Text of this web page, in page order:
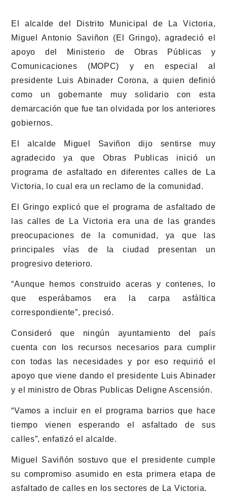
El alcalde del Distrito Municipal de La Victoria,
Miguel Antonio Saviñon (El Gringo), agradeció el
apoyo del Ministerio de Obras Públicas y
Comunicaciones (MOPC) y en especial al
presidente Luis Abinader Corona, a quien definió
como un gobernante muy solidario con esta
demarcación que fue tan olvidada por los anteriores
gobiernos.
El alcalde Miguel Saviñon dijo sentirse muy
agradecido ya que Obras Publicas inició un
programa de asfaltado en diferentes calles de La
Victoria, lo cual era un reclamo de la comunidad.
El Gringo explicó que el programa de asfaltado de
las calles de La Victoria era una de las grandes
preocupaciones de la comunidad, ya que las
principales vías de la ciudad presentan un
progresivo deterioro.
“Aunque hemos construido aceras y contenes, lo
que esperábamos era la carpa asfáltica
correspondiente”, precisó.
Consideró que ningún ayuntamiento del país
cuenta con los recursos necesarios para cumplir
con todas las necesidades y por eso requirió el
apoyo que viene dando el presidente Luis Abinader
y el ministro de Obras Publicas Deligne Ascensión.
“Vamos a incluir en el programa barrios que hace
tiempo vienen esperando el asfaltado de sus
calles”, enfatizó el alcalde.
Miguel Saviñón sostuvo que el presidente cumple
su compromiso asumido en esta primera etapa de
asfaltado de calles en los sectores de La Victoria.